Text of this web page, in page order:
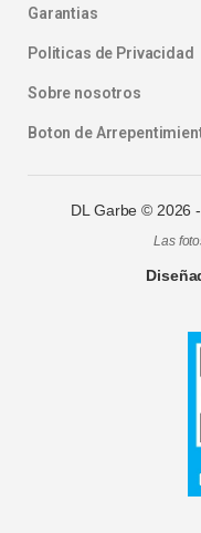
Garantias
Politicas de Privacidad
Sobre nosotros
Boton de
DL Garbe © 2026
Las